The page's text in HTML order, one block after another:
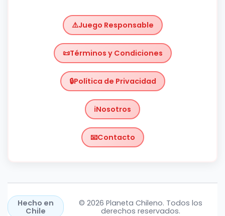
Juego Responsable
Términos y Condiciones
Política de Privacidad
Nosotros
Contacto
Hecho en
Chile
© 2026 Planeta Chileno. Todos los
derechos reservados.